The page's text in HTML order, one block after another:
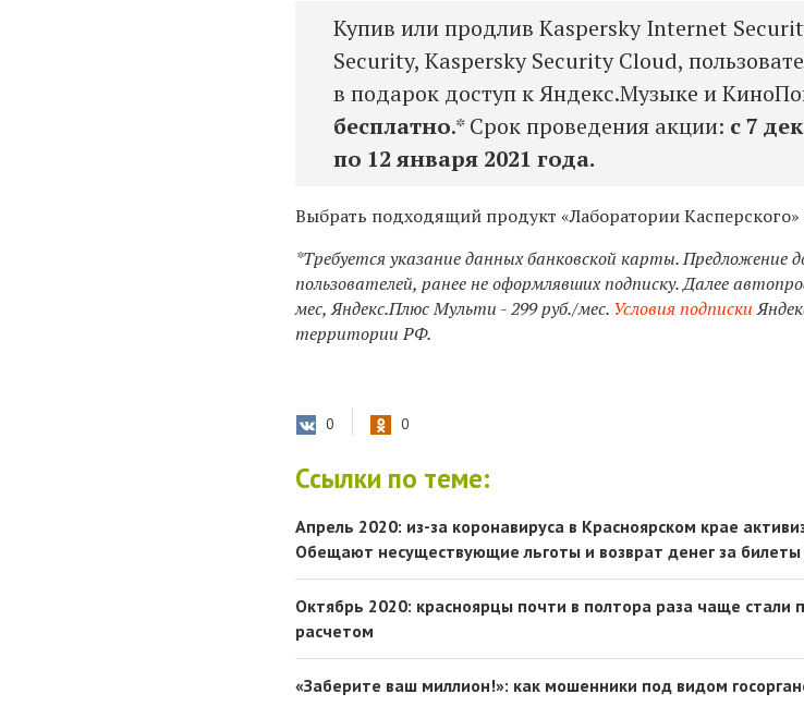
Купив или продлив Kaspersky Internet
Security, Kaspersky Security Cloud,
в подарок доступ к Яндекс.Музыке и
бесплатно.* Срок проведения акции: с 7
по 12 января 2021 года.
Выбрать подходящий продукт «Лаборатории
*Требуется указание данных банковской карты. Предложение
пользователей, ранее не оформлявших подписку. Далее
мес, Яндекс.Плюс Мульти - 299 руб./мес. Условия подписки
территории РФ.
0 0
Ссылки по теме:
Апрель 2020: из-за коронавируса в Красноярском крае
Обещают несуществующие льготы и возврат денег за билеты
Октябрь 2020: красноярцы почти в полтора раза чаще стали
расчетом
«Заберите ваш миллион!»: как мошенники под видом